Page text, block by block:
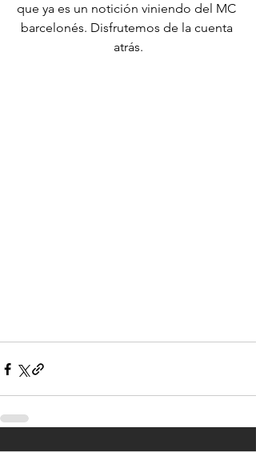
que ya es un notición viniendo del MC
barcelonés. Disfrutemos de la cuenta
atrás.